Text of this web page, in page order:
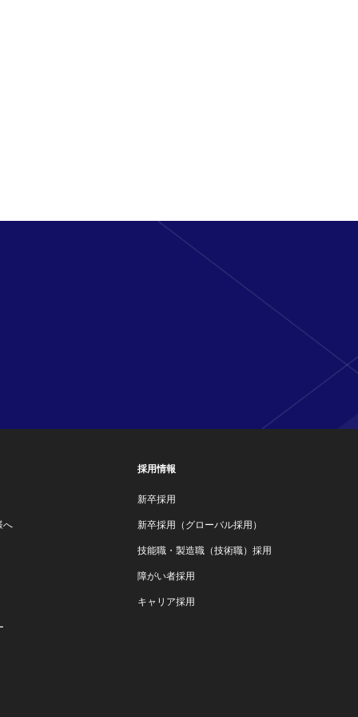
へ
採用情報
新卒採用
新卒採用（グローバル採用）
技能職・製造職（技術職）採用
障がい者採用
キャリア採用